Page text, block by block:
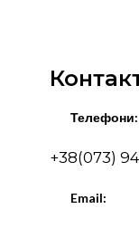
Телефони:
+38(073)
Email: